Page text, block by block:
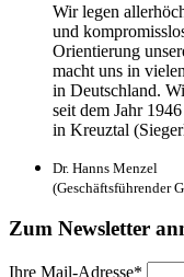
Wir legen
und
Orientierung
macht uns in
in Deutschland.
seit dem Jahr
in Kreuztal
Dr. Hanns Menzel
(Geschäftsführender
Zum Newsletter
Ihre Mail-Adresse*